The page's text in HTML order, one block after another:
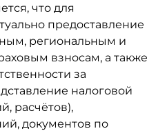
что для
предоставление
региональным и
взносам, а также
за
налоговой
расчётов),
документов по